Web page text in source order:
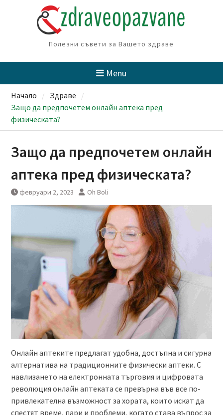
Полезни съвети за Вашето здраве
Menu
Начало
Здраве
Защо да предпочетем онлайн аптека пред
физическата?
Защо да предпочетем онлайн
аптека пред физическата?
февруари 2, 2023 Oh Boli
Онлайн аптеките предлагат удобна, достъпна и сигурна
алтернатива на традиционните физически аптеки. С
навлизането на електронната търговия и цифровата
революция онлайн аптеката се превърна във все по-
привлекателна възможност за хората, които искат да
спестят време, пари и проблеми, когато става въпрос за